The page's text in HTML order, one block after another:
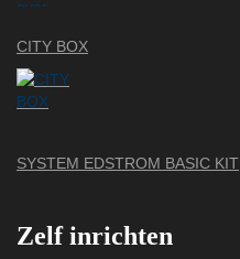
CITY BOX
SYSTEM EDSTROM BASIC KIT
Zelf inrichten